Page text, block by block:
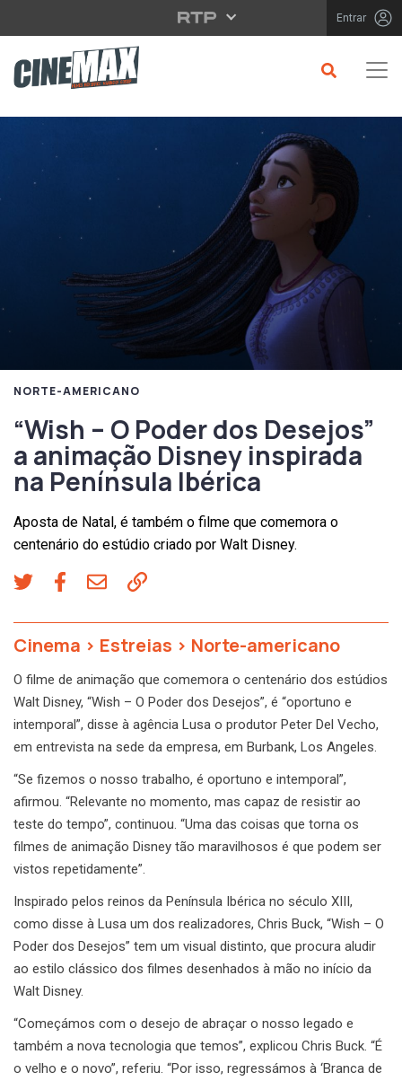
Saltar para o conteúdo principal Entrar
NORTE-AMERICANO
“Wish – O Poder dos Desejos”
a animação Disney inspirada
na Península Ibérica
Aposta de Natal, é também o filme que comemora o
centenário do estúdio criado por Walt Disney.
Cinema > Estreias > Norte-americano
O filme de animação que comemora o centenário dos estúdios
Walt Disney, “Wish – O Poder dos Desejos”, é “oportuno e
intemporal”, disse à agência Lusa o produtor Peter Del Vecho,
em entrevista na sede da empresa, em Burbank, Los Angeles.
“Se fizemos o nosso trabalho, é oportuno e intemporal”,
afirmou. “Relevante no momento, mas capaz de resistir ao
teste do tempo”, continuou. “Uma das coisas que torna os
filmes de animação Disney tão maravilhosos é que podem ser
vistos repetidamente”.
Inspirado pelos reinos da Península Ibérica no século XIII,
como disse à Lusa um dos realizadores, Chris Buck, “Wish – O
Poder dos Desejos” tem um visual distinto, que procura aludir
ao estilo clássico dos filmes desenhados à mão no início da
Walt Disney.
“Começámos com o desejo de abraçar o nosso legado e
também a nova tecnologia que temos”, explicou Chris Buck. “É
o velho e o novo”, referiu. “Por isso, regressámos à ‘Branca de